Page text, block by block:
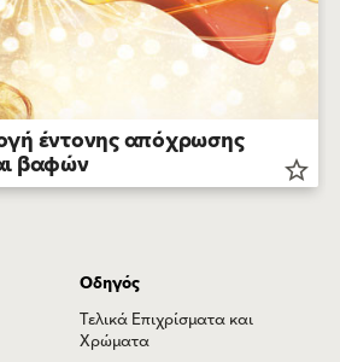
έντονης απόχρωσης
βαφών star_border
Οδηγός
Τελικά Επιχρίσματα και
Χρώματα